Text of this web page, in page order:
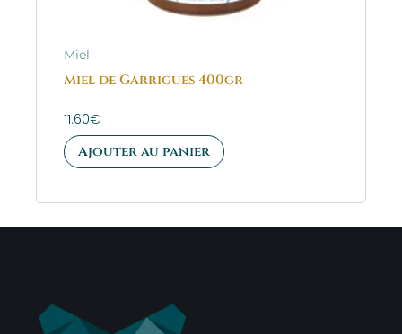
Miel
Miel de Garrigues 400gr
11.60€
Ajouter au panier